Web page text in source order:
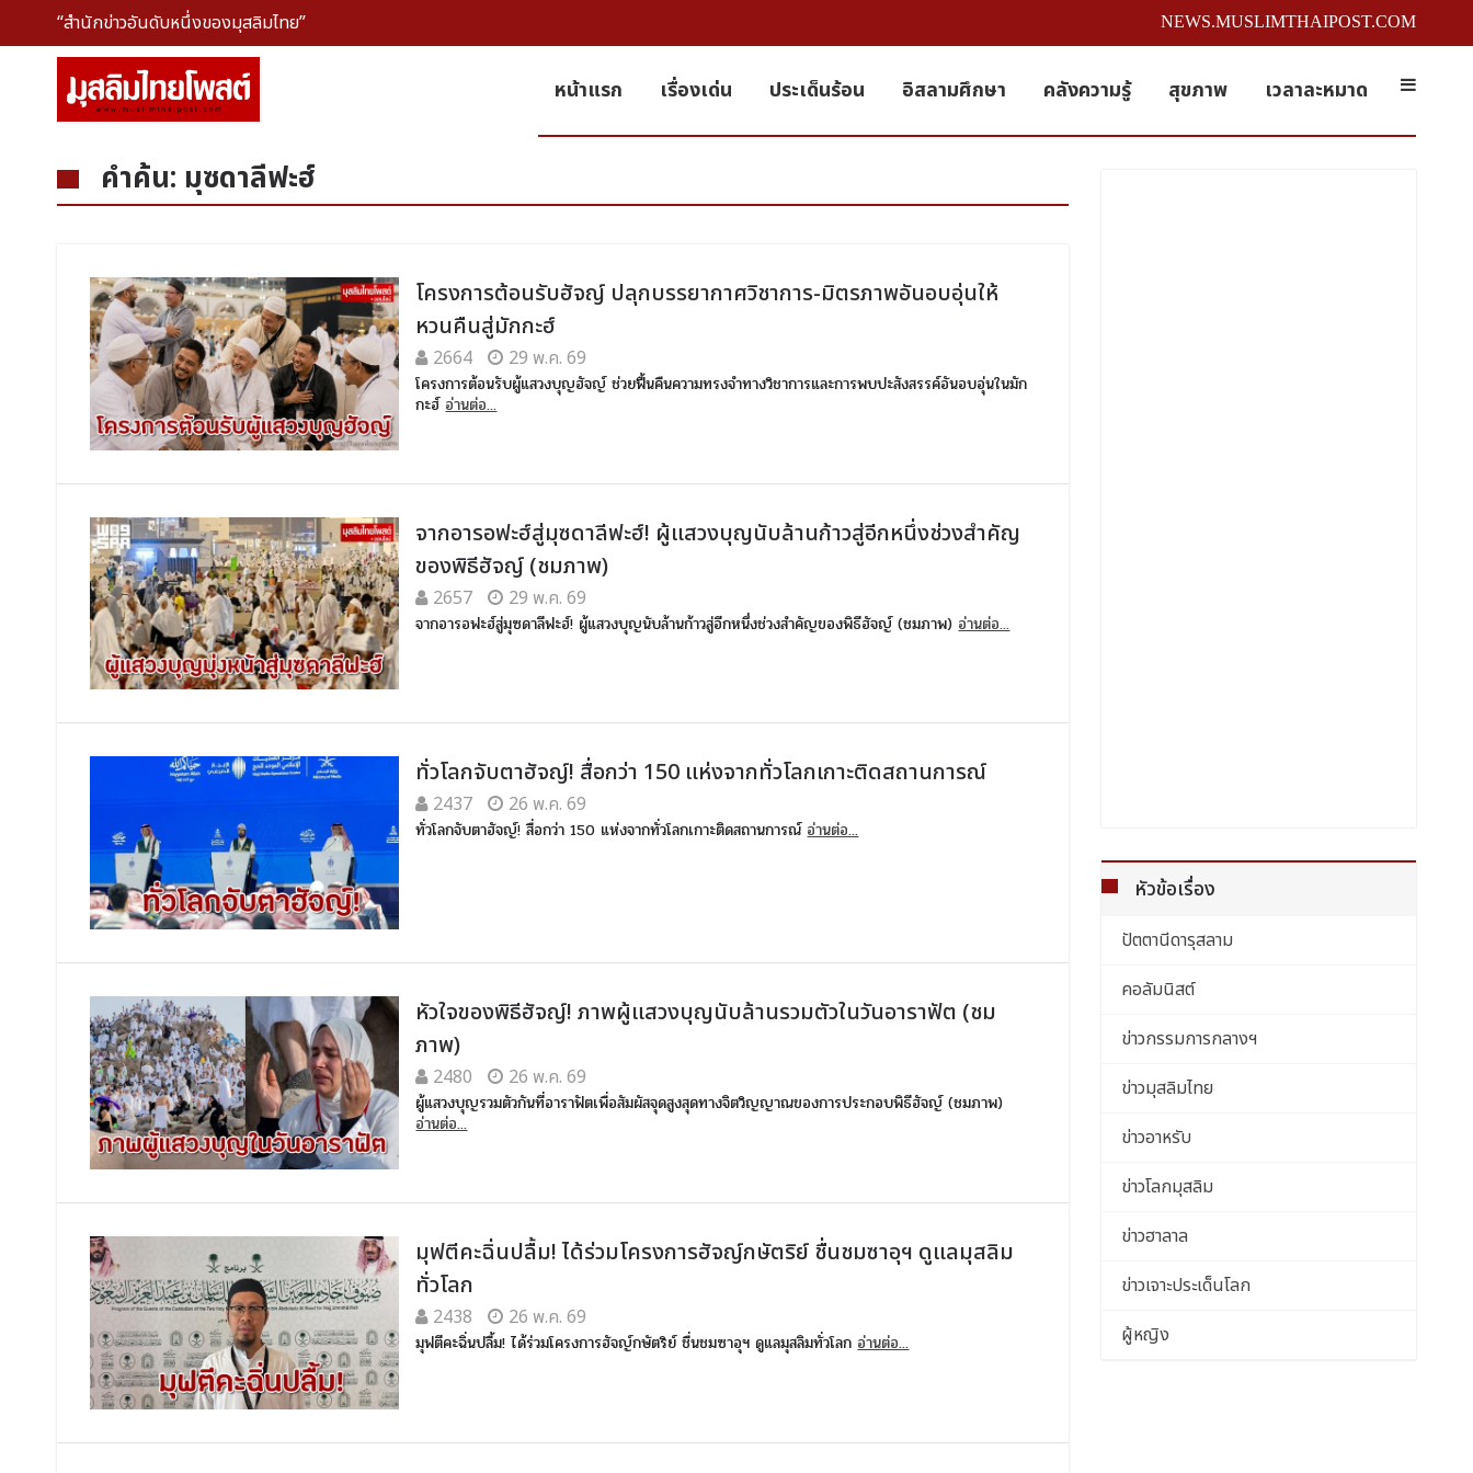
“สำนักข่าวอันดับหนึ่งของมุสลิมไทย” NEWS.MUSLIMTHAIPOST.COM
หน้าแรก เรื่องเด่น ประเด็นร้อน อิสลามศึกษา คลังความรู้ สุขภาพ เวลาละหมาด
คำค้น: มุซดาลีฟะฮ์
โครงการต้อนรับฮัจญ์ ปลุกบรรยากาศวิชาการ-มิตรภาพอันอบอุ่นให้
หวนคืนสู่มักกะฮ์
2664 29 พ.ค. 69
โครงการต้อนรับผู้แสวงบุญฮัจญ์ ช่วยฟื้นคืนความทรงจำทางวิชาการและการพบปะสังสรรค์อันอบอุ่นในมัก
กะฮ์ อ่านต่อ...
จากอารอฟะฮ์สู่มุซดาลีฟะฮ์! ผู้แสวงบุญนับล้านก้าวสู่อีกหนึ่งช่วงสำคัญ
ของพิธีฮัจญ์ (ชมภาพ)
2657 29 พ.ค. 69
จากอารอฟะฮ์สู่มุซดาลีฟะฮ์! ผู้แสวงบุญนับล้านก้าวสู่อีกหนึ่งช่วงสำคัญของพิธีฮัจญ์ (ชมภาพ) อ่านต่อ...
ทั่วโลกจับตาฮัจญ์! สื่อกว่า 150 แห่งจากทั่วโลกเกาะติดสถานการณ์
2437 26 พ.ค. 69
ทั่วโลกจับตาฮัจญ์! สื่อกว่า 150 แห่งจากทั่วโลกเกาะติดสถานการณ์อ่านต่อ...
หัวใจของพิธีฮัจญ์! ภาพผู้แสวงบุญนับล้านรวมตัวในวันอาราฟัต (ชม
ภาพ)
2480 26 พ.ค. 69
ผู้แสวงบุญรวมตัวกันที่อาราฟัตเพื่อสัมผัสจุดสูงสุดทางจิตวิญญาณของการประกอบพิธีฮัจญ์ (ชมภาพ)
อ่านต่อ...
มุฟตีคะฉิ่นปลื้ม! ได้ร่วมโครงการฮัจญ์กษัตริย์ ชื่นชมซาอุฯ ดูแลมุสลิม
ทั่วโลก
2438 26 พ.ค. 69
มุฟตีคะฉิ่นปลื้ม! ได้ร่วมโครงการฮัจญ์กษัตริย์ ชื่นชมซาอุฯ ดูแลมุสลิมทั่วโลก อ่านต่อ...
หัวข้อเรื่อง
ปัตตานีดารุสลาม
คอลัมนิสต์
ข่าวกรรมการกลางฯ
ข่าวมุสลิมไทย
ข่าวอาหรับ
ข่าวโลกมุสลิม
ข่าวฮาลาล
ข่าวเจาะประเด็นโลก
ผู้หญิง